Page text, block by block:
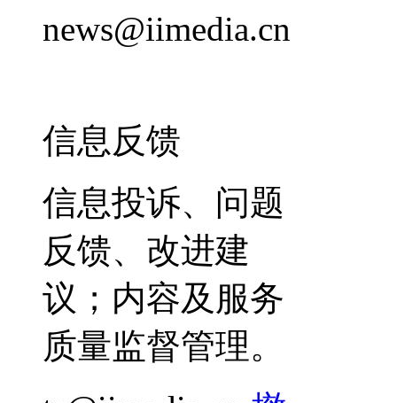
news@iimedia.cn
信息反馈
信息投诉、问题
反馈、改进建
议；内容及服务
质量监督管理。